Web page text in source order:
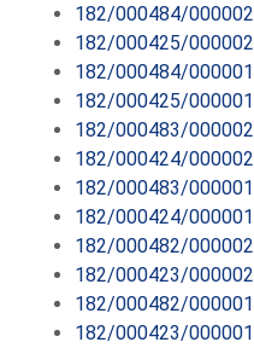
182/000484/000002
182/000425/000002
182/000484/000001
182/000425/000001
182/000483/000002
182/000424/000002
182/000483/000001
182/000424/000001
182/000482/000002
182/000423/000002
182/000482/000001
182/000423/000001